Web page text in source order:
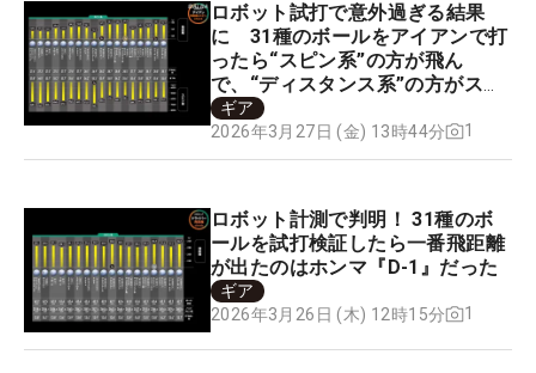
ロボット試打で意外過ぎる結果
に 31種のボールをアイアンで打
ったら“スピン系”の方が飛ん
で、“ディスタンス系”の方がスピ
ンが入った！
ギア
2026年3月27日 (金) 13時44分
1
ロボット計測で判明！ 31種のボ
ールを試打検証したら一番飛距離
が出たのはホンマ『D-1』だった
ギア
2026年3月26日 (木) 12時15分
1